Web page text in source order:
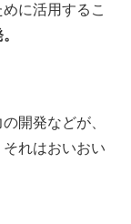
に活用するこ
開発などが、
れはおいおい